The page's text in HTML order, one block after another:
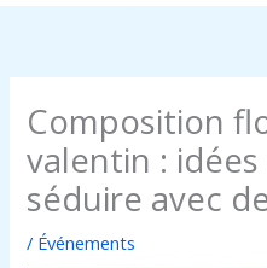
Composition
valentin :
séduire avec
/ Événements